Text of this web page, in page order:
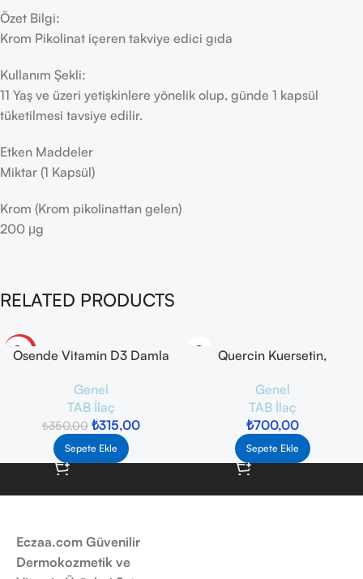
Özet Bilgi:
Krom Pikolinat içeren takviye edici gıda
Kullanım Şekli:
11 Yaş ve üzeri yetişkinlere yönelik olup, günde 1 kapsül
tüketilmesi tavsiye edilir. ​
Etken Maddeler
Miktar (1 Kapsül)
Krom (Krom pikolinattan gelen)
200 μg
RELATED PRODUCTS
-10%
Osende Vitamin D3 Damla
Genel
TAB İlaç
₺350,00 ₺315,00
Sepete Ekle
Quercin Kuersetin,
Mineral 30 Kapsül
Genel
TAB İlaç
₺700,00
Sepete Ekle
Eczaa.com Güvenilir
Dermokozmetik ve